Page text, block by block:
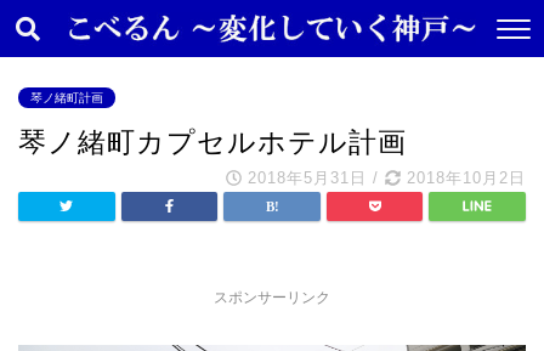
琴ノ緒町計画
琴ノ緒町カプセルホテル計画
2018年5月31日 / 2018年10月2日
スポンサーリンク